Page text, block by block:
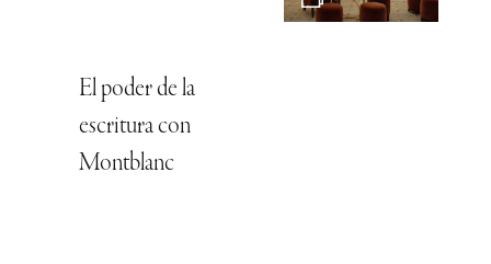
El poder de la
escritura con
Montblanc